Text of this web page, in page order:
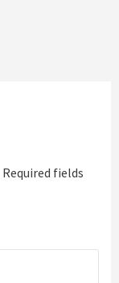
Required fields